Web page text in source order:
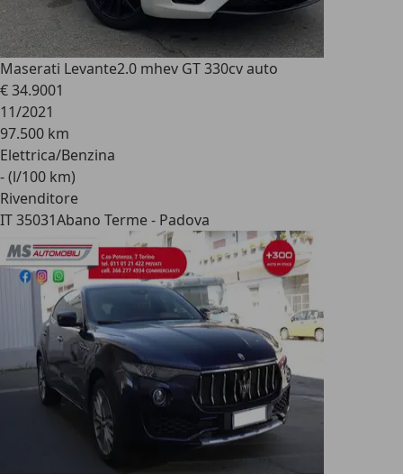
Maserati Levante2.0 mhev GT 330cv auto
€ 34.9001
11/2021
97.500 km
Elettrica/Benzina
- (l/100 km)
Rivenditore
IT 35031Abano Terme - Padova